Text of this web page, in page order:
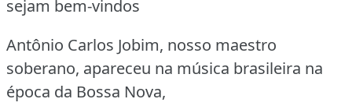
sejam bem-vindos
Antônio Carlos Jobim, nosso maestro
soberano, apareceu na música brasileira na
época da Bossa Nova,